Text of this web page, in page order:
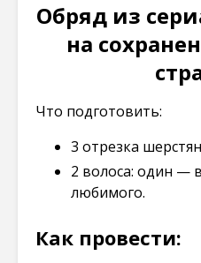
Обряд из
на
Что подготовить:
3 отрезка
2 волоса: один —
любимого.
Как провести: